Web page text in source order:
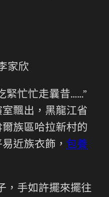
家欣
緊忙忙走曩昔……”
飄出，黑龍江省
族區哈拉新村的
近族衣飾， 包養
，手如許擺來擺往